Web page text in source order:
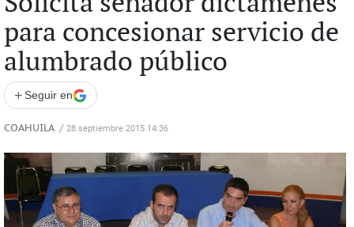
para concesionar servicio de
alumbrado público
+ Seguir en
COAHUILA / 28 septiembre 2015 14:36